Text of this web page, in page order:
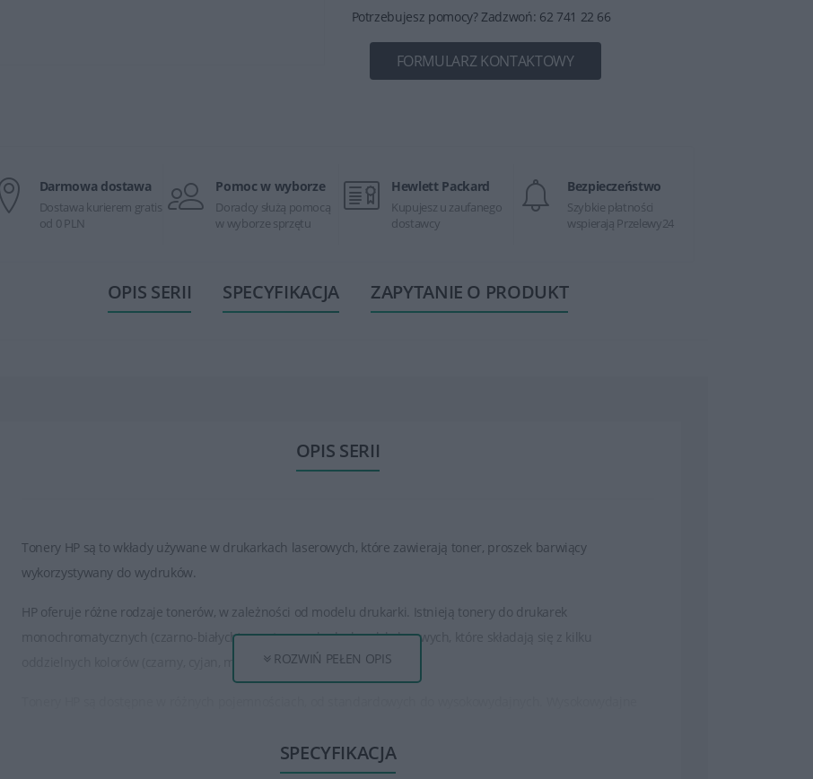
Potrzebujesz pomocy? Zadzwoń: 62 741 22 66
FORMULARZ KONTAKTOWY
Darmowa dostawa
Dostawa kurierem gratis
od 0 PLN
Pomoc w wyborze
Doradcy służą pomocą
w wyborze sprzętu
Hewlett Packard
Kupujesz u zaufanego
dostawcy
Bezpieczeństwo
Szybkie płatności
wspierają Przelewy24
OPIS SERII SPECYFIKACJA ZAPYTANIE O PRODUKT
OPIS SERII
Tonery HP są to wkłady używane w drukarkach laserowych, które zawierają toner, proszek barwiący
wykorzystywany do wydruków.
HP oferuje różne rodzaje tonerów, w zależności od modelu drukarki. Istnieją tonery do drukarek
monochromatycznych (czarno-białych) oraz tonery do drukarek kolorowych, które składają się z kilku
oddzielnych kolorów (czarny, cyjan, magenta, żółty).ROZWIŃ PEŁEN OPIS
SPECYFIKACJA